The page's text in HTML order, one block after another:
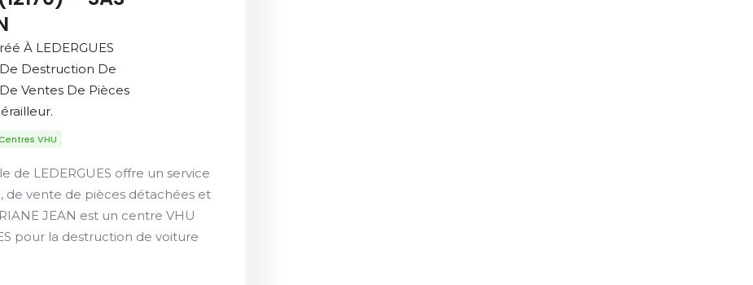
À LEDERGUES
Destruction De
Ventes De Pièces
VHU
de LEDERGUES offre un service
de vente de pièces détachées et
JEAN est un centre VHU
pour la destruction de voiture